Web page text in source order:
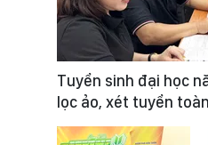
Tuyển sinh đại học
lọc ảo, xét tuyển